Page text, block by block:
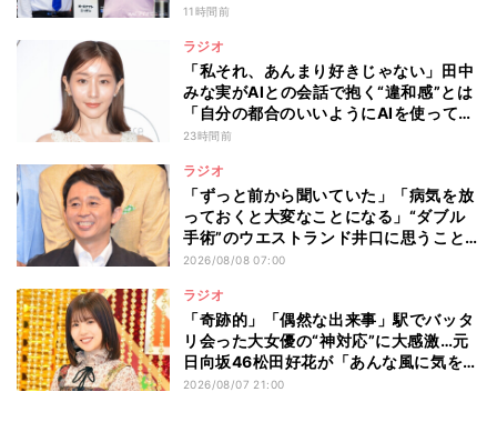
11時間前
ラジオ
「私それ、あんまり好きじゃない」田中
みな実がAIとの会話で抱く“違和感”とは
「自分の都合のいいようにAIを使ってる
人たちって…」
23時間前
ラジオ
「ずっと前から聞いていた」「病気を放
っておくと大変なことになる」“ダブル
手術”のウエストランド井口に思うこと…
有吉弘行が本音を明かした“仕事と病
2026/08/08 07:00
ラジオ
「奇跡的」「偶然な出来事」駅でバッタ
リ会った大女優の“神対応”に大感激…元
日向坂46松田好花が「あんな風に気を使
える人になりたい」と感動した“振る舞
2026/08/07 21:00